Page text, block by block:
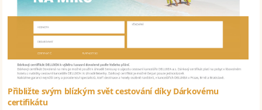
Přibližte svým blízkým svět cestování díky Dárkovému
certifikátu